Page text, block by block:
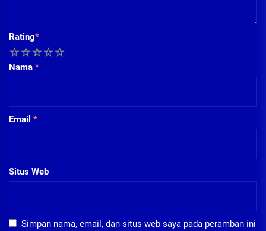
Rating*
5
4
3
2
Nama *
Email *
Situs Web
Simpan nama, email, dan situs web saya pada peramban ini